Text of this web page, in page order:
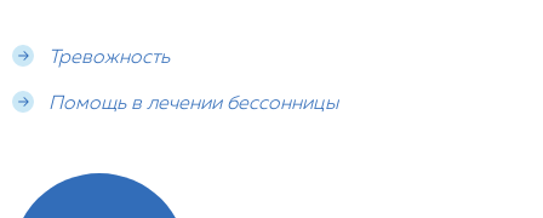
Тревожность
Помощь в лечении бессонницы